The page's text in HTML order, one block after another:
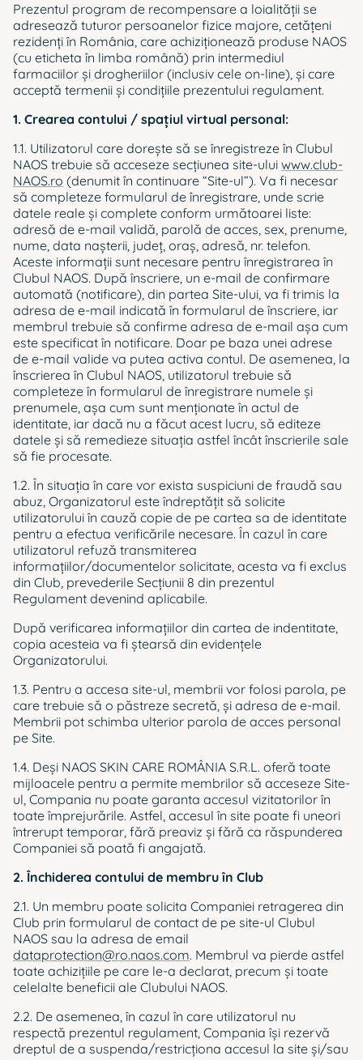
Prezentul program de recompensare a loialităţii se
adresează tuturor persoanelor fizice majore, cetăţeni
rezidenţi în România, care achiziţionează produse NAOS
(cu eticheta în limba română) prin intermediul
farmaciilor și drogheriilor (inclusiv cele on-line), şi care
acceptă termenii şi condiţiile prezentului regulament.
1. Crearea contului / spaţiul virtual personal:
1.1. Utilizatorul care dorește să se înregistreze în Clubul
NAOS trebuie să acceseze secțiunea site-ului www.club-
NAOS.ro (denumit în continuare “Site-ul”). Va fi necesar
să completeze formularul de înregistrare, unde scrie
datele reale şi complete conform următoarei liste:
adresă de e-mail validă, parolă de acces, sex, prenume,
nume, data nașterii, județ, oraș, adresă, nr. telefon.
Aceste informații sunt necesare pentru înregistrarea în
Clubul NAOS. După înscriere, un e-mail de confirmare
automată (notificare), din partea Site-ului, va fi trimis la
adresa de e-mail indicată în formularul de înscriere, iar
membrul trebuie să confirme adresa de e-mail așa cum
este specificat în notificare. Doar pe baza unei adrese
de e-mail valide va putea activa contul. De asemenea, la
înscrierea în Clubul NAOS, utilizatorul trebuie să
completeze în formularul de înregistrare numele şi
prenumele, aşa cum sunt menţionate în actul de
identitate, iar dacă nu a făcut acest lucru, să editeze
datele și să remedieze situația astfel încât înscrierile sale
să fie procesate.
1.2. În situaţia în care vor exista suspiciuni de fraudă sau
abuz, Organizatorul este îndreptăţit să solicite
utilizatorului în cauză copie de pe cartea sa de identitate
pentru a efectua verificările necesare. În cazul în care
utilizatorul refuză transmiterea
informaţiilor/documentelor solicitate, acesta va fi exclus
din Club, prevederile Secţiunii 8 din prezentul
Regulament devenind aplicabile.
După verificarea informațiilor din cartea de indentitate,
copia acesteia va fi ștearsă din evidențele
Organizatorului.
1.3. Pentru a accesa site-ul, membrii vor folosi parola, pe
care trebuie să o păstreze secretă, şi adresa de e-mail.
Membrii pot schimba ulterior parola de acces personal
pe Site.
1.4. Deși NAOS SKIN CARE ROMÂNIA S.R.L. oferă toate
mijloacele pentru a permite membrilor să acceseze Site-
ul, Compania nu poate garanta accesul vizitatorilor în
toate împrejurările. Astfel, accesul în site poate fi uneori
întrerupt temporar, fără preaviz și fără ca răspunderea
Companiei să poată fi angajată.
2. Închiderea contului de membru în Club
2.1. Un membru poate solicita Companiei retragerea din
Club prin formularul de contact de pe site-ul Clubul
NAOS sau la adresa de email
dataprotection@ro.naos.com. Membrul va pierde astfel
toate achizițiile pe care le-a declarat, precum şi toate
celelalte beneficii ale Clubului NAOS.
2.2. De asemenea, în cazul în care utilizatorul nu
respectă prezentul regulament, Compania îşi rezervă
dreptul de a suspenda/restricţiona accesul la site și/sau